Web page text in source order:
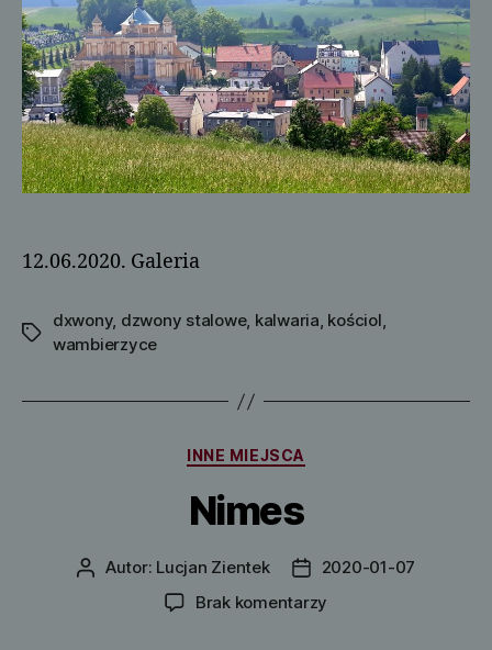
12.06.2020. Galeria
Tagi
dxwony, dzwony stalowe, kalwaria, kościol,
wambierzyce
Kategorie
INNE MIEJSCA
Nimes
AutorAutor: Lucjan Zientek
Data2020-01-07
Brak komentarzy